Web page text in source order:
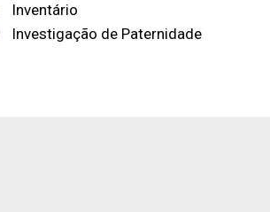
Inventário
Investigação de Paternidade